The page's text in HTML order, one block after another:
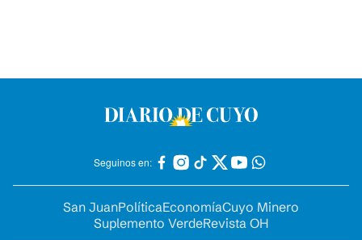
Seguinos en:
San JuanPolíticaEconomíaCuyo Minero
Suplemento VerdeRevista OH